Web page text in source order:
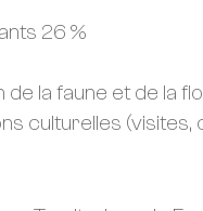
26 %
la faune et de la
culturelles (visites,